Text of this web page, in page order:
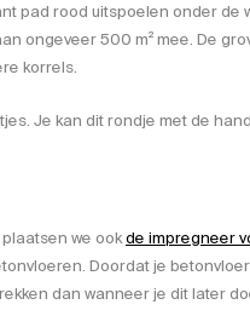
pad rood uitspoelen onder de
ongeveer 500 m² mee. De
korrels.
Je kan dit rondje met de
we ookde impregneer
Doordat je
dan wanneer je dit later